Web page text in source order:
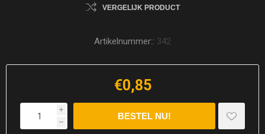
VERGELIJK PRODUCT
Artikelnummer:: 342
€0,85
i
h